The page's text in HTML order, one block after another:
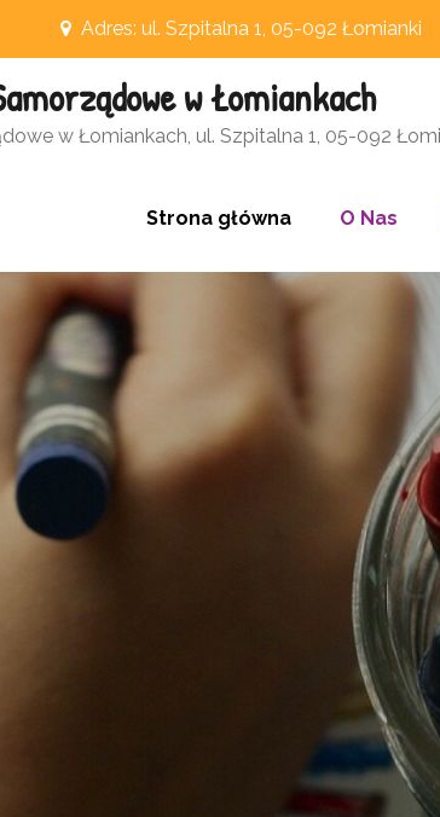
Adres: ul. Szpitalna 1, 05-092 Łomianki
w Łomiankach
w Łomiankach, ul. Szpitalna 1, 05-092
Strona główna O Nas